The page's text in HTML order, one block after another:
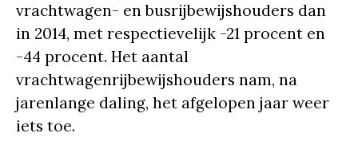
vrachtwagen- en busrijbewijshouders dan
in 2014, met respectievelijk -21 procent en
-44 procent. Het aantal
vrachtwagenrijbewijshouders nam, na
jarenlange daling, het afgelopen jaar weer
iets toe.